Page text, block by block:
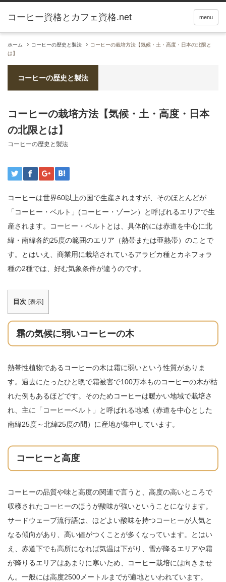
コーヒー資格とカフェ資格.net menu
ホーム コーヒーの歴史と製法
コーヒーの栽培方法【気候・土・高度・日本の北限と
は】
コーヒーの歴史と製法
コーヒーの栽培方法【気候・土・高度・日本
の北限とは】
コーヒーの歴史と製法
コーヒーは世界60以上の国で生産されますが、そのほとんどが
「コーヒー・ベルト」(コーヒー・ゾーン）と呼ばれるエリアで生
産されます。コーヒー・ベルトとは、具体的には赤道を中心に北
緯・南緯各約25度の範囲のエリア（熱帯または亜熱帯）のことで
す。とはいえ、商業用に栽培されているアラビカ種とカネフォラ
種の2種では、好む気象条件が違うのです。
目次 [表示]
霜の気候に弱いコーヒーの木
熱帯性植物であるコーヒーの木は霜に弱いという性質がありま
す。過去にたったひと晩で霜被害で100万本ものコーヒーの木が枯
れた例もあるほどです。そのためコーヒーは暖かい地域で栽培さ
れ、主に「コーヒーベルト」と呼ばれる地域（赤道を中心とした
南緯25度～北緯25度の間）に産地が集中しています。
コーヒーと高度
コーヒーの品質や味と高度の関連で言うと、高度の高いところで
収穫されたコーヒーのほうが酸味が強いということになります。
サードウェーブ流行語は、ほどよい酸味を持つコーヒーが人気と
なる傾向があり、高い値がつくことが多くなっています。とはい
え、赤道下でも高所になれば気温は下がり、雪が降るエリアや霜
が降りるエリアはあまりに寒いため、コーヒー栽培には向きませ
ん。一般には高度2500メートルまでが適地といわれています。